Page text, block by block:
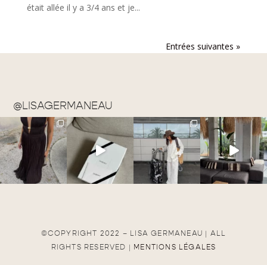
était allée il y a 3/4 ans et je...
Entrées suivantes »
@LISAGERMANEAU
©COPYRIGHT 2022 – LISA GERMANEAU | ALL
RIGHTS RESERVED | MENTIONS LÉGALES